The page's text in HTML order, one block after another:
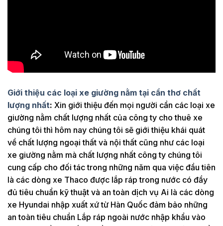
Giới thiệu các loại xe giường nằm tại cần thơ chất
lượng nhất: Xin giới thiệu đến mọi người cần các loại xe
giường nằm chất lượng nhất của công ty cho thuê xe
chúng tôi thì hôm nay chúng tôi sẽ giới thiệu khái quát
về chất lượng ngoại thất và nội thất cũng như các loại
xe giường nằm mà chất lượng nhất công ty chúng tôi
cung cấp cho đối tác trong những năm qua việc đầu tiên
là các dòng xe Thaco được lắp ráp trong nước có đầy
đủ tiêu chuẩn kỹ thuật và an toàn dịch vụ Ai là các dòng
xe Hyundai nhập xuất xứ từ Hàn Quốc đảm bảo những
an toàn tiêu chuẩn Lắp ráp ngoài nước nhập khẩu vào